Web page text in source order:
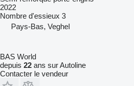
2022
Nombre d'essieux 3
Pays-Bas, Veghel
BAS World
depuis 22 ans sur Autoline
Contacter le vendeur